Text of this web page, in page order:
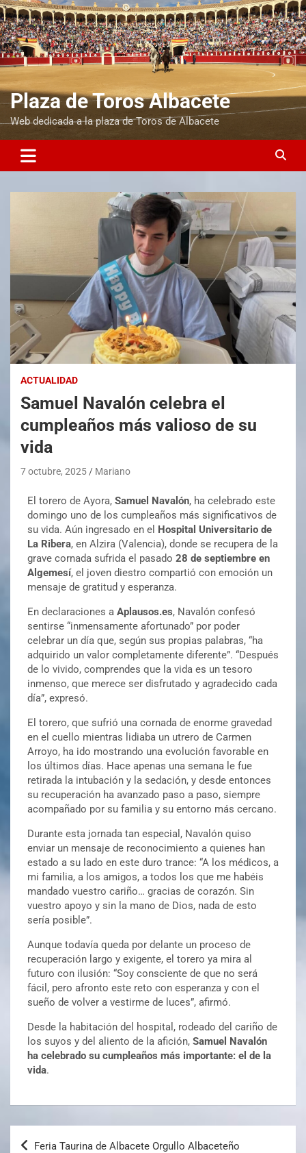
Plaza de Toros Albacete
Web dedicada a la plaza de Toros de Albacete
ACTUALIDAD
Samuel Navalón celebra el
cumpleaños más valioso de su
vida
7 octubre, 2025 Mariano
El torero de Ayora, Samuel Navalón, ha celebrado este
domingo uno de los cumpleaños más significativos de
su vida. Aún ingresado en el Hospital Universitario de
La Ribera, en Alzira (Valencia), donde se recupera de la
grave cornada sufrida el pasado 28 de septiembre en
Algemesí, el joven diestro compartió con emoción un
mensaje de gratitud y esperanza.
En declaraciones a Aplausos.es, Navalón confesó
sentirse “inmensamente afortunado” por poder
celebrar un día que, según sus propias palabras, “ha
adquirido un valor completamente diferente”. “Después
de lo vivido, comprendes que la vida es un tesoro
inmenso, que merece ser disfrutado y agradecido cada
día”, expresó.
El torero, que sufrió una cornada de enorme gravedad
en el cuello mientras lidiaba un utrero de Carmen
Arroyo, ha ido mostrando una evolución favorable en
los últimos días. Hace apenas una semana le fue
retirada la intubación y la sedación, y desde entonces
su recuperación ha avanzado paso a paso, siempre
acompañado por su familia y su entorno más cercano.
Durante esta jornada tan especial, Navalón quiso
enviar un mensaje de reconocimiento a quienes han
estado a su lado en este duro trance: “A los médicos, a
mi familia, a los amigos, a todos los que me habéis
mandado vuestro cariño… gracias de corazón. Sin
vuestro apoyo y sin la mano de Dios, nada de esto
sería posible”.
Aunque todavía queda por delante un proceso de
recuperación largo y exigente, el torero ya mira al
futuro con ilusión: “Soy consciente de que no será
fácil, pero afronto este reto con esperanza y con el
sueño de volver a vestirme de luces”, afirmó.
Desde la habitación del hospital, rodeado del cariño de
los suyos y del aliento de la afición, Samuel Navalón
ha celebrado su cumpleaños más importante: el de la
vida.
Feria Taurina de Albacete Orgullo Albaceteño